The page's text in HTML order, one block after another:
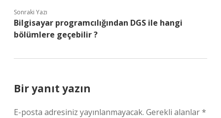
Sonraki Yazı
Bilgisayar programcılığından DGS ile hangi
bölümlere geçebilir ?
Bir yanıt yazın
E-posta adresiniz yayınlanmayacak. Gerekli alanlar*